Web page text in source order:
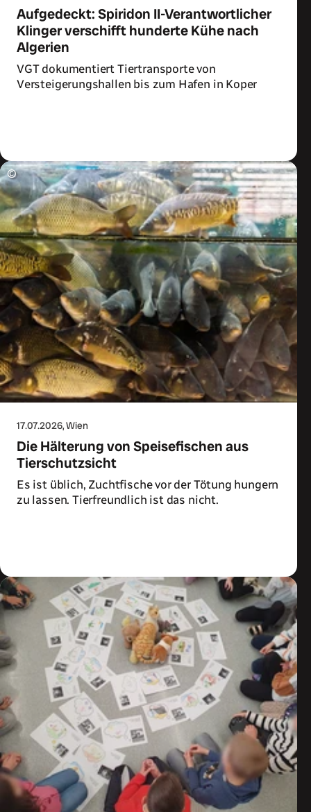
Aufgedeckt: Spiridon II-Verantwortlicher
Klinger verschifft hunderte Kühe nach
Algerien
VGT dokumentiert Tiertransporte von
Versteigerungshallen bis zum Hafen in Koper
©
17.07.2026, Wien
Die Hälterung von Speisefischen aus
Tierschutzsicht
Es ist üblich, Zuchtfische vor der Tötung hungern
zu lassen. Tierfreundlich ist das nicht.